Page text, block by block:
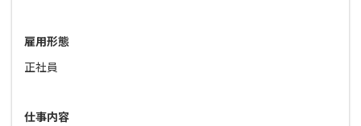
雇用形態
正社員
仕事内容